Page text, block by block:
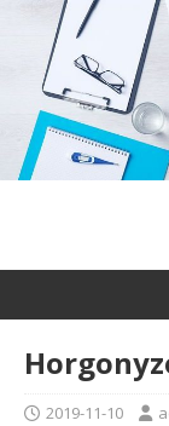
2019-11-10